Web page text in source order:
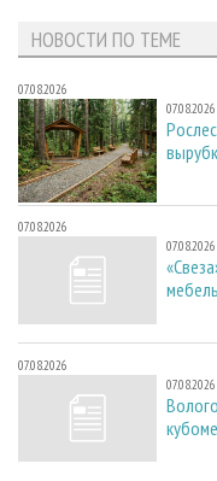
НОВОСТИ ПО ТЕМЕ
07.08.2026
07.08.2026
07.08.2026
07.08.2026
07.08.2026
07.08.2026